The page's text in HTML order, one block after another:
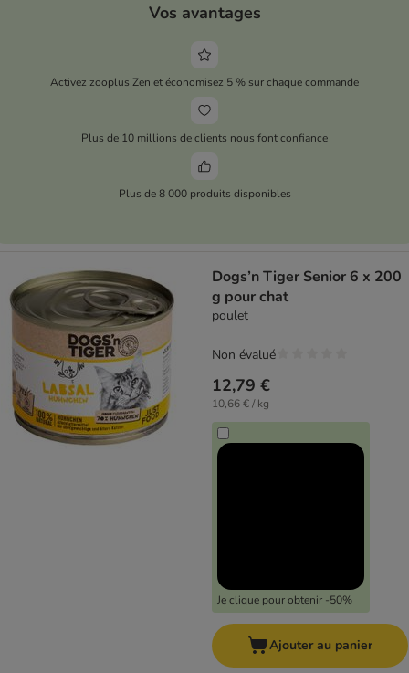
Vos avantages
Activez zooplus Zen et économisez 5 % sur chaque commande
Plus de 10 millions de clients nous font confiance
Plus de 8 000 produits disponibles
Dogs’n Tiger Senior 6 x 200
g pour chat
poulet
12,79 €
10,66 € / kg
Je clique pour obtenir -50%
Non évalué
Ajouter au panier